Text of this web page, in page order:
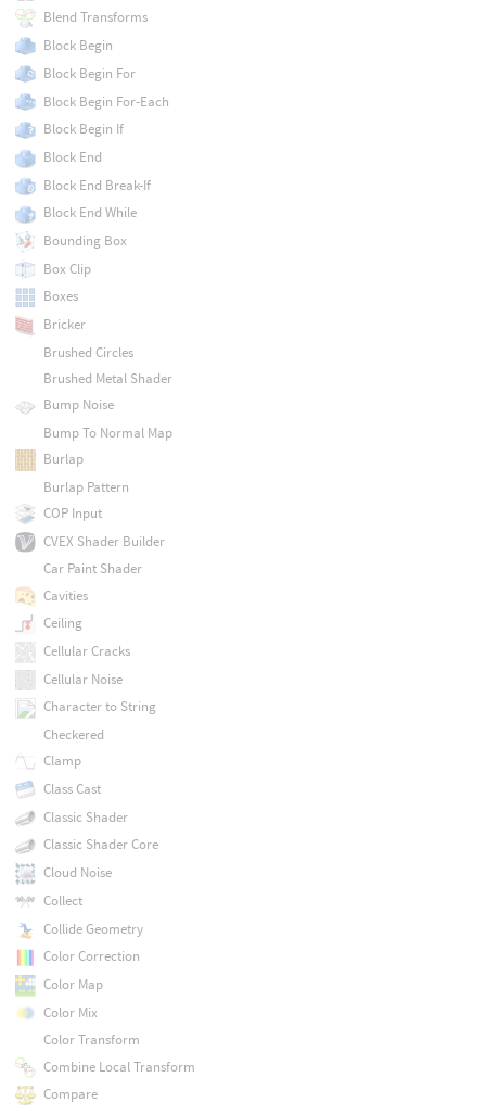
Blend Transforms
Block Begin
Block Begin For
Block Begin For-Each
Block Begin If
Block End
Block End Break-If
Block End While
Bounding Box
Box Clip
Boxes
Bricker
Brushed Circles
Brushed Metal Shader
Bump Noise
Bump To Normal Map
Burlap
Burlap Pattern
COP Input
CVEX Shader Builder
Car Paint Shader
Cavities
Ceiling
Cellular Cracks
Cellular Noise
Character to String
Checkered
Clamp
Class Cast
Classic Shader
Classic Shader Core
Cloud Noise
Collect
Collide Geometry
Color Correction
Color Map
Color Mix
Color Transform
Combine Local Transform
Compare